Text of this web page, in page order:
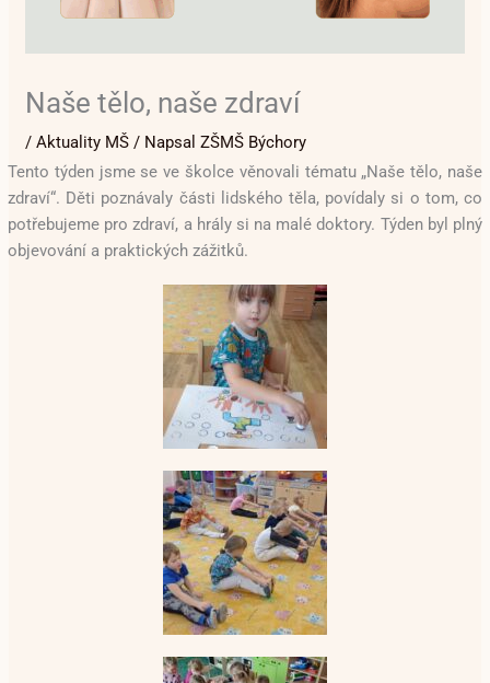
Naše tělo, naše zdraví
/Aktuality MŠ / NapsalZŠMŠ Býchory
Tento týden jsme se ve školce věnovali tématu „Naše tělo, naše
zdraví“. Děti poznávaly části lidského těla, povídaly si o tom, co
potřebujeme pro zdraví, a hrály si na malé doktory. Týden byl plný
objevování a praktických zážitků.